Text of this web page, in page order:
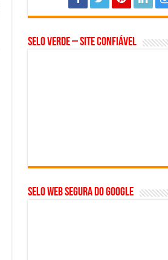
Selo Verde – Site Confiável
SELO WEB SEGURA do GOOGLE